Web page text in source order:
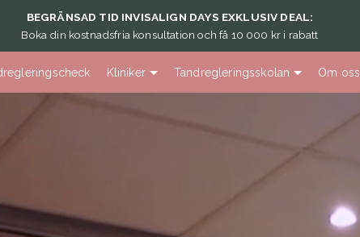
BEGRÄNSAD TID INVISALIGN DAYS EXKLUSIV DEAL:
Boka din kostnadsfria konsultation och få 10 000 kr i rabatt
Kliniker Tandregleringsskolan Om oss